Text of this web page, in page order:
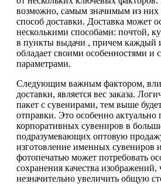
возможно, самым значимым из них
способ доставки. Доставка может
несколькими способами: почтой,
в пункты выдачи , причем каждый
обладает своими особенностями и
параметрами.
Следующим важным фактором,
доставки, является вес заказа.
пакет с сувенирами, тем выше
отправки. Это особенно актуально
корпоративных сувениров в
подразумевающих оптовую
изготовление именных сувениров
фотопечатью может потребовать
сохранения качества
незначительно увеличить общую